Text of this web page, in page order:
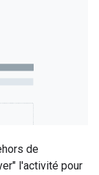
de
l'activité pour